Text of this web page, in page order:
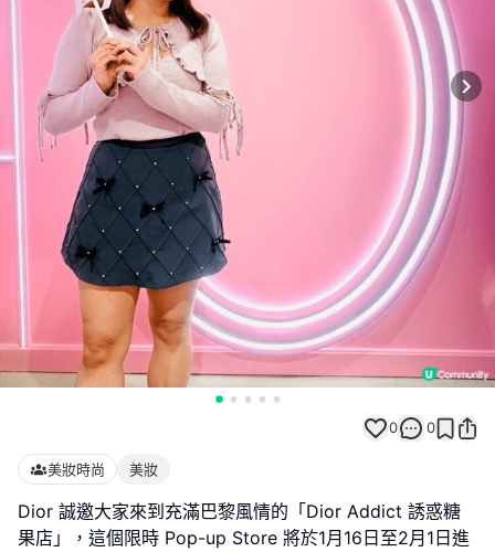
0 0
美妝時尚 美妝
Dior 誠邀大家來到充滿巴黎風情的「Dior Addict 誘惑糖
果店」，這個限時 Pop-up Store 將於1月16日至2月1日進